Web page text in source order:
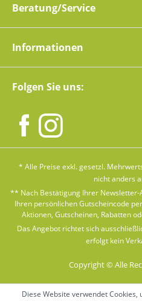
Beratung/Service
Informationen
Folgen Sie uns:
* Alle Preise exkl. gesetzl.
nicht anders
** Nach Bestätigung Ihrer
Ihren persönlichen Gutscheincode
Aktionen, Gutscheinen, Rabatten
Das Angebot richtet sich
erfolgt kein
Copyright © Alle
Diese Website verwendet